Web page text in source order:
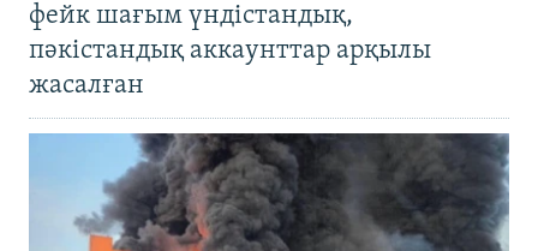
фейк шағым үндістандық,
пәкістандық аккаунттар арқылы
жасалған